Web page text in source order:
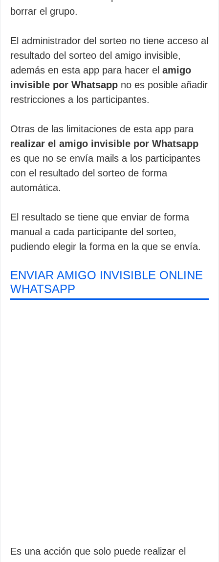
borrar el grupo.
El administrador del sorteo no tiene acceso al
resultado del sorteo del amigo invisible,
además en esta app para hacer el amigo
invisible por Whatsapp no es posible añadir
restricciones a los participantes.
Otras de las limitaciones de esta app para
realizar el amigo invisible por Whatsapp
es que no se envía mails a los participantes
con el resultado del sorteo de forma
automática.
El resultado se tiene que enviar de forma
manual a cada participante del sorteo,
pudiendo elegir la forma en la que se envía.
ENVIAR AMIGO INVISIBLE ONLINE
WHATSAPP
Es una acción que solo puede realizar el